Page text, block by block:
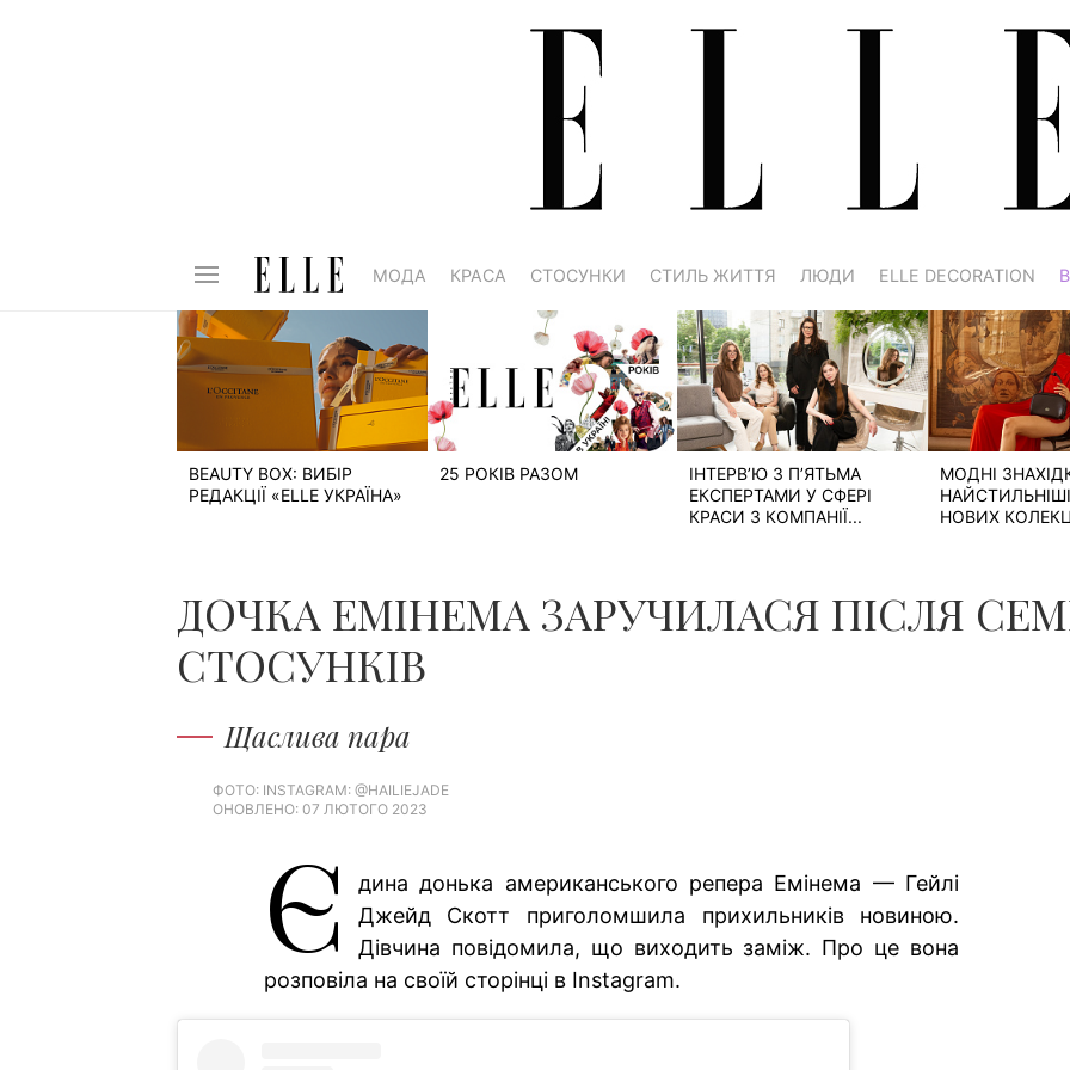
МОДА КРАСА СТОСУНКИ СТИЛЬ ЖИТТЯ ЛЮДИ ELLE DECORATION
BEAUTY BOX: ВИБІР
РЕДАКЦІЇ «ELLE УКРАЇНА»
25 РОКІВ РАЗОМ
ІНТЕРВ’Ю З П’ЯТЬМА
ЕКСПЕРТАМИ У СФЕРІ
КРАСИ З КОМПАНІЇ...
МОДНІ
НОВИХ
ДОЧКА ЕМІНЕМА ЗАРУЧИЛАСЯ ПІСЛЯ
СТОСУНКІВ
Щаслива пара
ФОТО: INSTAGRAM: @HAILIEJADE
ОНОВЛЕНО: 07 ЛЮТОГО 2023
Є
дина донька американського репера Емінема — Гейлі
Джейд Скотт приголомшила прихильників новиною.
Дівчина повідомила, що виходить заміж. Про це вона
розповіла на своїй сторінці в Instagram.